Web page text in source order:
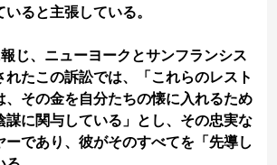
ると主張している。
じ、ニューヨークとサンフランシス
れたこの訴訟では、「これらのレスト
、その金を自分たちの懐に入れるため
謀に関与している」とし、その忠実な
ーであり、彼がそのすべてを「先導し